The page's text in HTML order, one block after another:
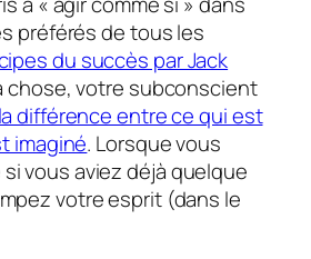
préférés de tous les
du succès par Jack
chose, votre subconscient
différence entre ce qui est
imaginé. Lorsque vous
vous aviez déjà quelque
votre esprit (dans le